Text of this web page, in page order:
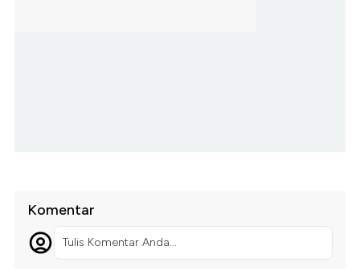
Komentar
Tulis Komentar Anda...